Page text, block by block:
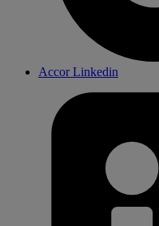
Accor Linkedin